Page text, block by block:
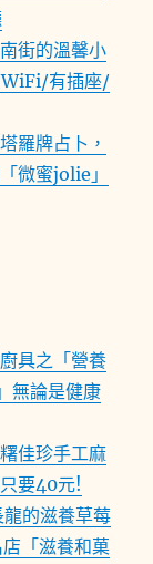
街的溫馨小
有插座/
羅牌占卜，
微蜜jolie」
具之「營養
無論是健康
佳珍手工麻
要40元!
的滋養草莓
「滋養和菓